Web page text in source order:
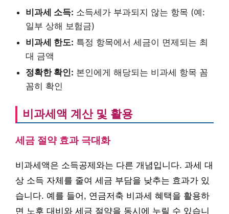
비과세 소득: 소득세가 부과되지 않는 항목 (예:
일부 상해 보험금)
비과세 한도: 특정 항목에서 세금이 면제되는 최
대 금액
정확한 확인: 본인에게 해당되는 비과세 항목 꼼
꼼히 확인
비과세액 계산 및 활용
세금 절약 효과 극대화
비과세액은 소득공제와는 다른 개념입니다. 과세 대
상 소득 자체를 줄여 세금 부담을 낮추는 효과가 있
습니다. 예를 들어, 연금저축 비과세 혜택을 활용하
면 노후 대비와 세금 절약을 동시에 누릴 수 있습니